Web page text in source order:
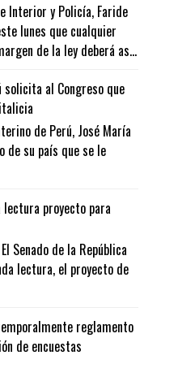
Interior y Policía, Faride
lunes que cualquier
de la ley deberá as...
al Congreso que
de Perú, José María
de su país que se le
lectura proyecto para
Senado de la República
lectura, el proyecto de
reglamento
de encuestas